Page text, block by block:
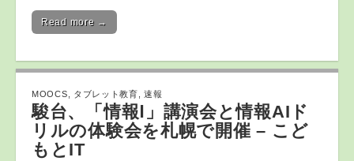
Read more →
MOOCS タブレット教育 ,速報
駿台、「情報Ⅰ」講演会と情報AIド
リルの体験会を札幌で開催 – こど
もとIT